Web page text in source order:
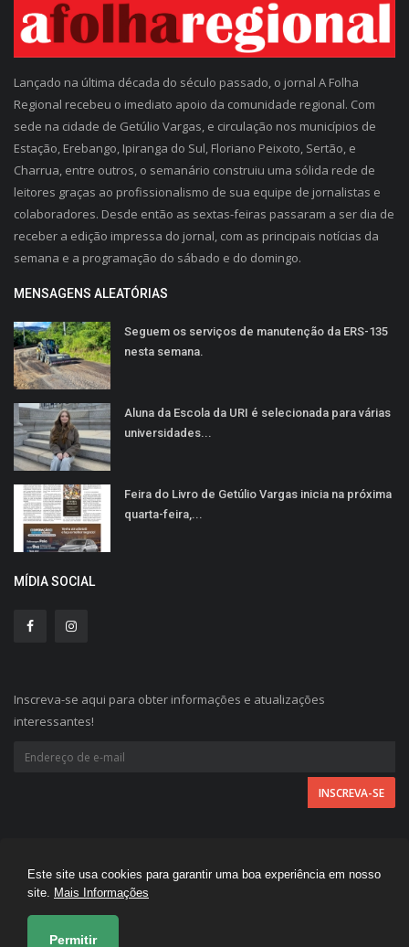
Lançado na última década do século passado, o jornal A Folha
Regional recebeu o imediato apoio da comunidade regional. Com
sede na cidade de Getúlio Vargas, e circulação nos municípios de
Estação, Erebango, Ipiranga do Sul, Floriano Peixoto, Sertão, e
Charrua, entre outros, o semanário construiu uma sólida rede de
leitores graças ao profissionalismo de sua equipe de jornalistas e
colaboradores. Desde então as sextas-feiras passaram a ser dia de
receber a edição impressa do jornal, com as principais notícias da
semana e a programação do sábado e do domingo.
MENSAGENS ALEATÓRIAS
Seguem os serviços de manutenção da ERS-135
nesta semana.
Aluna da Escola da URI é selecionada para várias
universidades...
Feira do Livro de Getúlio Vargas inicia na próxima
quarta-feira,...
MÍDIA SOCIAL
Inscreva-se aqui para obter informações e atualizações
interessantes!
A FOLHA REGIONAL © 2026 - Todos direitos reservados.
Desenvolvido por
Este site usa cookies para garantir uma boa experiência em nosso
site. Mais Informações
Permitir